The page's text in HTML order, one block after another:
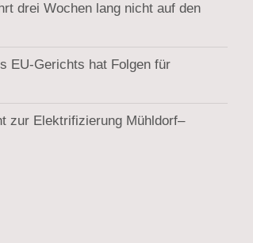
drei Wochen lang nicht auf den
EU-Gerichts hat Folgen für
zur Elektrifizierung Mühldorf–